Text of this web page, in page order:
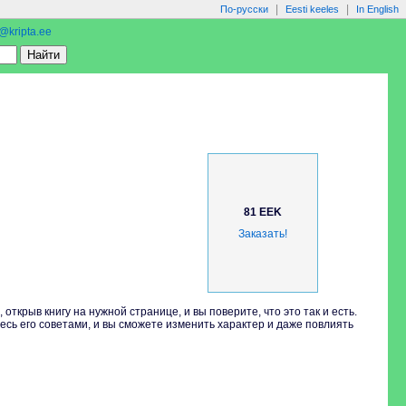
По-русски Eesti keeles In English
81 EEK
Заказать!
книгу на нужной странице, и вы поверите, что это так и есть.
его советами, и вы сможете изменить характер и даже повлиять